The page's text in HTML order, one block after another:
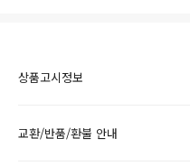
상품고시정보
교환/반품/환불 안내